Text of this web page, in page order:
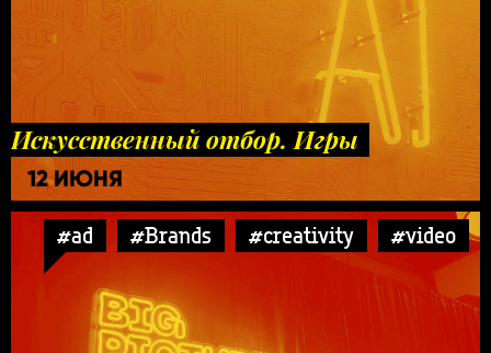
Искусственный отбор. Игры
12 ИЮНЯ
#ad #Brands #creativity #video